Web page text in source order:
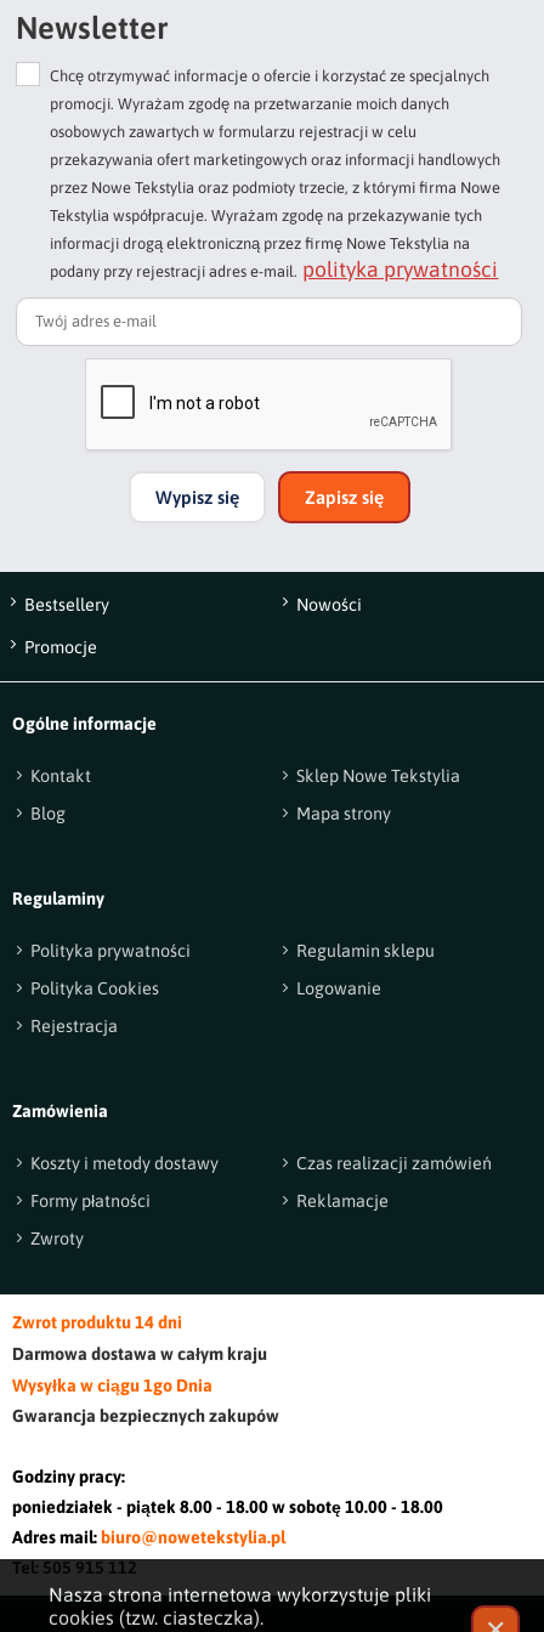
wzorom abstrakcyjnym oraz napisom w wielu wydaniach. Klienci ceniący
modele pasują do wszystkiego, dlatego są najbardziej uniwersalne.
Poszewki na poduszki o ciekawej
strukturze z różnych materiałów
Alternatywa dla poszewek z napisami to tekstylia z tkanin o oryginalnej
fakturze. Fantastycznie prezentują się np. akcesoria ze sztucznego futra
iposzewki shaggy, które wnoszą do domu wyjątkową przytulność.
Podobny, lecz bardziej klasyczny efekt osiągniemy za sprawą
bądź filcu. Inna opcja to elegancki żakard – dekoracyjny, a
przy tym niezwykle szykowny. Ponadto w naszej ofercie znalazły się
wzory koronkowe, a także takie zdobione cekinami oraz cyrkoniami.
Zapewniamy, że trudno oderwać od nich wzrok. Równie duże wrażenie
robią poszewki na poduszki metaliczne, jak również zdobione haftami.
Sporym zainteresowaniem cieszą się poszewki stworzone z myślą o
lub Wielkanocy. Jednak niezależnie od wybranej opcji klienci sklepu
NoweTekstylia.pl otrzymają produkt z najwyższej półki. Jak widać,
problemów z zakupem odpowiedniego wariantu lub innych wątpliwości
Zwiń
Newsletter
Chcę otrzymywać informacje o ofercie i korzystać ze specjalnych
promocji. Wyrażam zgodę na przetwarzanie moich danych
osobowych zawartych w formularzu rejestracji w celu
przekazywania ofert marketingowych oraz informacji handlowych
przez Nowe Tekstylia oraz podmioty trzecie, z którymi firma Nowe
Tekstylia współpracuje. Wyrażam zgodę na przekazywanie tych
informacji drogą elektroniczną przez firmę Nowe Tekstylia na
podany przy rejestracji adres e-mail. polityka prywatności
Wypisz się Zapisz się
Bestsellery Nowości
Promocje
Ogólne informacje
Kontakt
Sklep Nowe Tekstylia
Blog
Mapa strony
Regulaminy
Polityka prywatności
Regulamin sklepu
Polityka Cookies
Logowanie
Rejestracja
Zamówienia
Koszty i metody dostawy
Czas realizacji zamówień
Formy płatności
Reklamacje
Zwroty
Zwrot produktu 14 dni
Darmowa dostawa w całym kraju
Wysyłka w ciągu 1go Dnia
Gwarancja bezpiecznych zakupów
Godziny pracy:
poniedziałek - piątek 8.00 - 18.00 w sobotę 10.00 - 18.00
Adres mail: biuro@nowetekstylia.pl
Tel: 505 915 112
Nasza strona internetowa wykorzystuje pliki
cookies (tzw. ciasteczka).